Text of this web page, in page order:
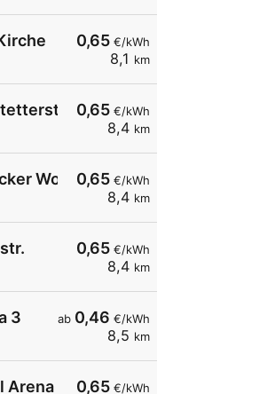
0,65€/kWh
8,1 km
0,65€/kWh
8,4 km
Wohnbau
0,65€/kWh
8,4 km
Wohnbau
0,65€/kWh
8,4 km
ab 0,46 €/kWh
8,5 km
3
0,65€/kWh
Arena